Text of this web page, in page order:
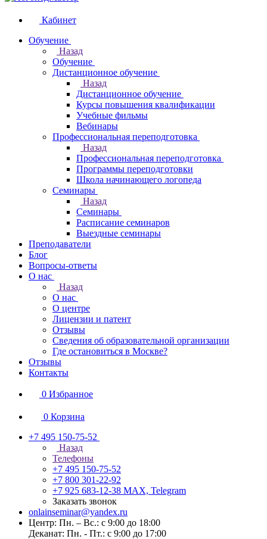
Кабинет
Обучение
Назад
Обучение
Дистанционное обучение
Назад
Дистанционное обучение
Курсы повышения квалификации
Учебные фильмы
Вебинары
Профессиональная переподготовка
Назад
Профессиональная переподготовка
Программы переподготовки
Школа начинающего логопеда
Семинары
Назад
Семинары
Расписание семинаров
Выездные семинары
Преподаватели
Блог
Вопросы-ответы
О нас
Назад
О нас
О центре
Лицензии и патент
Отзывы
Сведения об образовательной организации
Где остановиться в Москве?
Отзывы
Контакты
0 Избранное
0 Корзина
+7 495 150-75-52
Назад
Телефоны
+7 495 150-75-52
+7 800 301-22-92
+7 925 683-12-38 MAX, Telegram
Заказать звонок
onlainseminar@yandex.ru
Центр: Пн. – Вс.: с 9:00 до 18:00
Деканат: Пн. - Пт.: с 9:00 до 17:00